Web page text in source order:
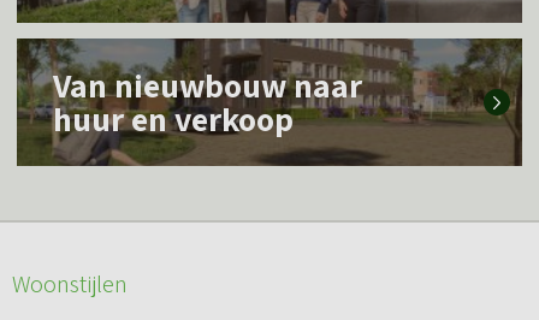
s
m
e
o
e
L
e
s
e
Van nieuwbouw naar
huur en verkoop
Woonstijlen